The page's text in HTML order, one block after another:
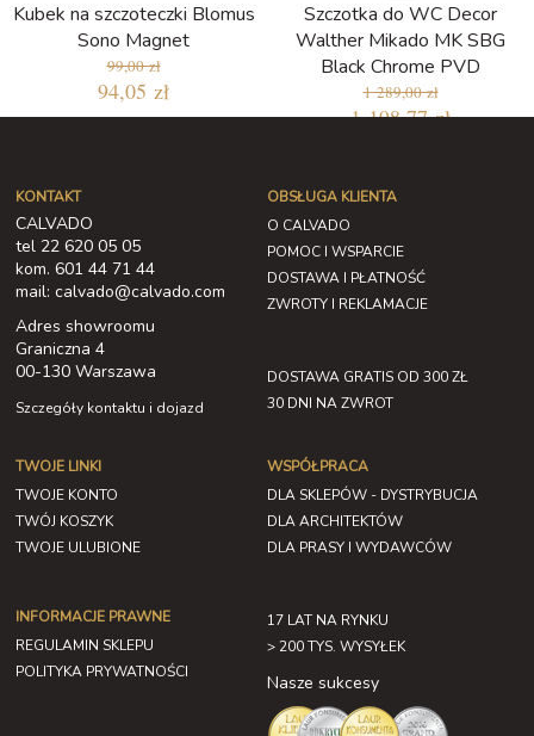
Kubek na szczoteczki Blomus
Sono Magnet
99,00 zł
94,05 zł
Szczotka do WC Decor
Walther Mikado MK SBG
Black Chrome PVD
1 289,00 zł
1 198,77 zł
KONTAKT
CALVADO
tel 22 620 05 05
kom. 601 44 71 44
mail: calvado@calvado.com
Adres showroomu
Graniczna 4
00-130 Warszawa
Szczegóły kontaktu i dojazd
OBSŁUGA KLIENTA
O CALVADO
POMOC I WSPARCIE
DOSTAWA I PŁATNOŚĆ
ZWROTY I REKLAMACJE
DOSTAWA GRATIS OD 300 ZŁ
30 DNI NA ZWROT
TWOJE LINKI
TWOJE KONTO
TWÓJ KOSZYK
TWOJE ULUBIONE
INFORMACJE PRAWNE
REGULAMIN SKLEPU
POLITYKA PRYWATNOŚCI
WSPÓŁPRACA
DLA SKLEPÓW - DYSTRYBUCJA
DLA ARCHITEKTÓW
DLA PRASY I WYDAWCÓW
17 LAT NA RYNKU
> 200 TYS. WYSYŁEK
Nasze sukcesy